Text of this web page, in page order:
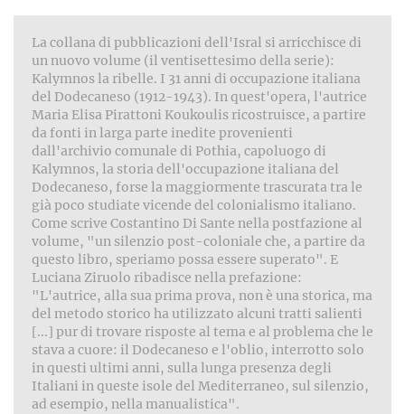
La collana di pubblicazioni dell'Isral si arricchisce di
un nuovo volume (il ventisettesimo della serie):
Kalymnos la ribelle. I 31 anni di occupazione italiana
del Dodecaneso (1912-1943). In quest'opera, l'autrice
Maria Elisa Pirattoni Koukoulis ricostruisce, a partire
da fonti in larga parte inedite provenienti
dall'archivio comunale di Pothia, capoluogo di
Kalymnos, la storia dell'occupazione italiana del
Dodecaneso, forse la maggiormente trascurata tra le
già poco studiate vicende del colonialismo italiano.
Come scrive Costantino Di Sante nella postfazione al
volume, "un silenzio post-coloniale che, a partire da
questo libro, speriamo possa essere superato". E
Luciana Ziruolo ribadisce nella prefazione:
"L'autrice, alla sua prima prova, non è una storica, ma
del metodo storico ha utilizzato alcuni tratti salienti
[...] pur di trovare risposte al tema e al problema che le
stava a cuore: il Dodecaneso e l'oblio, interrotto solo
in questi ultimi anni, sulla lunga presenza degli
Italiani in queste isole del Mediterraneo, sul silenzio,
ad esempio, nella manualistica".